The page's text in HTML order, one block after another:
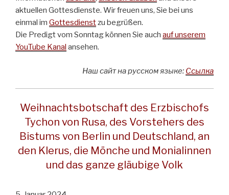
aktuellen Gottesdienste. Wir freuen uns, Sie bei uns
einmal im Gottesdienstzu begrüßen.
Die Predigt vom Sonntag können Sie auch auf unserem
YouTube Kanal ansehen.
Наш сайт на русском языке: Ссылка
Weihnachtsbotschaft des Erzbischofs
Tychon von Rusa, des Vorstehers des
Bistums von Berlin und Deutschland, an
den Klerus, die Mönche und Monialinnen
und das ganze gläubige Volk